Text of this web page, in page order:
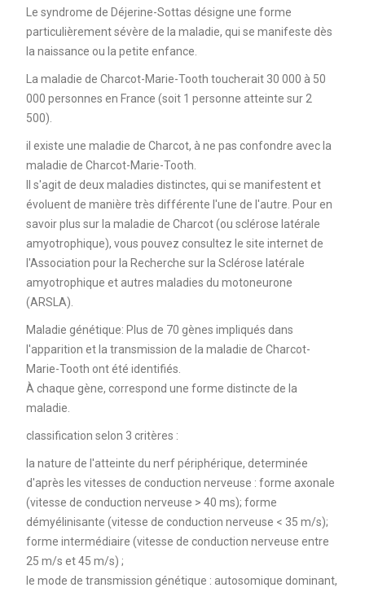
Le syndrome de Déjerine-Sottas désigne une forme
particulièrement sévère de la maladie, qui se manifeste dès
la naissance ou la petite enfance.
La maladie de Charcot-Marie-Tooth toucherait 30 000 à 50
000 personnes en France (soit 1 personne atteinte sur 2
500).
il existe une maladie de Charcot, à ne pas confondre avec la
maladie de Charcot-Marie-Tooth.
Il s'agit de deux maladies distinctes, qui se manifestent et
évoluent de manière très différente l'une de l'autre. Pour en
savoir plus sur la maladie de Charcot (ou sclérose latérale
amyotrophique), vous pouvez consultez le site internet de
l'Association pour la Recherche sur la Sclérose latérale
amyotrophique et autres maladies du motoneurone
(ARSLA).
Maladie génétique: Plus de 70 gènes impliqués dans
l'apparition et la transmission de la maladie de Charcot-
Marie-Tooth ont été identifiés.
À chaque gène, correspond une forme distincte de la
maladie.
classification selon 3 critères :
la nature de l'atteinte du nerf périphérique, determinée
d'après les vitesses de conduction nerveuse : forme axonale
(vitesse de conduction nerveuse > 40 ms); forme
démyélinisante (vitesse de conduction nerveuse < 35 m/s);
forme intermédiaire (vitesse de conduction nerveuse entre
25 m/s et 45 m/s) ;
le mode de transmission génétique : autosomique dominant,